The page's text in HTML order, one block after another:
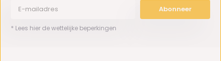
Abonneer
* Lees hier de wettelijke beperkingen